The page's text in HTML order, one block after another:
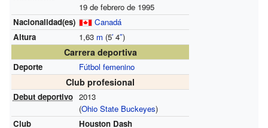
19 de febrero de 1995
Nacionalidad(es)
Canadá
Altura
1,63 m (5′4″)
Carrera deportiva
Deporte Fútbol femenino
Club profesional
Debut deportivo 2013
(Ohio State Buckeyes)
Club
Houston Dash